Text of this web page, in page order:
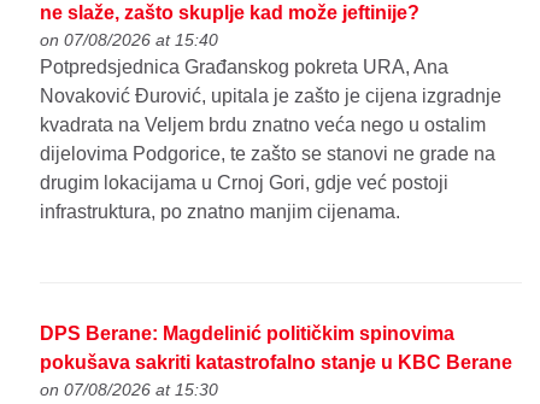
ne slaže, zašto skuplje kad može jeftinije?
on 07/08/2026 at 15:40
Potpredsjednica Građanskog pokreta URA, Ana
Novaković Đurović, upitala je zašto je cijena izgradnje
kvadrata na Veljem brdu znatno veća nego u ostalim
dijelovima Podgorice, te zašto se stanovi ne grade na
drugim lokacijama u Crnoj Gori, gdje već postoji
infrastruktura, po znatno manjim cijenama.
DPS Berane: Magdelinić političkim spinovima
pokušava sakriti katastrofalno stanje u KBC Berane
on 07/08/2026 at 15:30